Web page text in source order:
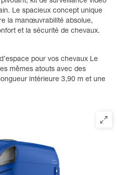
Le spacieux concept unique
la manœuvrabilité absolue,
et la sécurité de chevaux.
pour vos chevaux Le
mêmes atouts avec des
intérieure 3,90 m et une